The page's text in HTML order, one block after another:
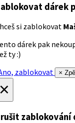
dárek
si zablokovat
dárek pak
ty :)
zablokovat
×
zablokování